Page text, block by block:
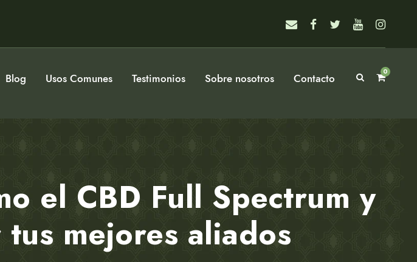
Blog Usos Comunes Testimonios Sobre nosotros Contacto 0
el CBD Full Spectrum y
mejores aliados